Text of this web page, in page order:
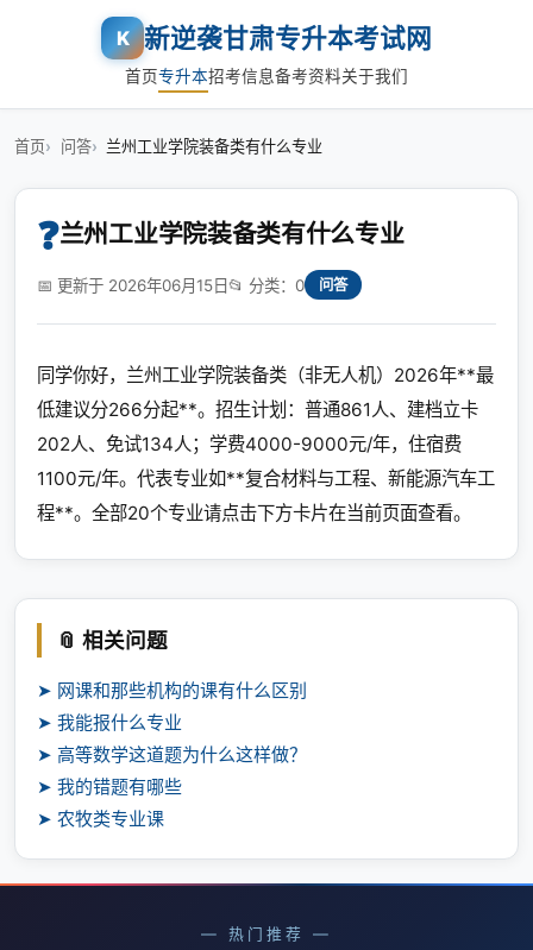
K 新逆袭甘肃专升本考试网
首页专升本招考信息备考资料关于我们
首页 问答 兰州工业学院装备类有什么专业
❓兰州工业学院装备类有什么专业
📅 更新于 2026年06月15日📂 分类：0 问答
同学你好，兰州工业学院装备类（非无人机）2026年**最
低建议分266分起**。招生计划：普通861人、建档立卡
202人、免试134人；学费4000-9000元/年，住宿费
1100元/年。代表专业如**复合材料与工程、新能源汽车工
程**。全部20个专业请点击下方卡片在当前页面查看。
📎 相关问题
➤ 网课和那些机构的课有什么区别
➤ 我能报什么专业
➤ 高等数学这道题为什么这样做？
➤ 我的错题有哪些
➤ 农牧类专业课
— 热门推荐 —